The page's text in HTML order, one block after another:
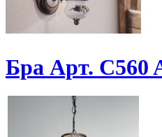
Бра Арт. C560